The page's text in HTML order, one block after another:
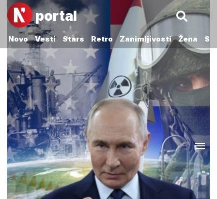
portal
Novo Vesti Stars Retro Zanimljivosti Žena